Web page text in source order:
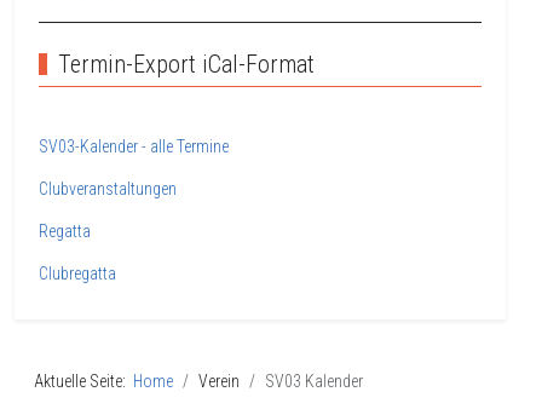
Termin-Export iCal-Format
SV03-Kalender - alle Termine
Clubveranstaltungen
Regatta
Clubregatta
Aktuelle Seite: Home Verein SV03 Kalender